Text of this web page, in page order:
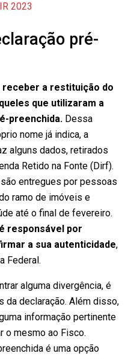
2023
pré-
receber a restituição do
que utilizaram a
preenchida. Dessa
nome já indica, a
alguns dados, retirados
Retido na Fonte (Dirf).
entregues por pessoas
ramo de imóveis e
até o final de fevereiro.
responsável por
a sua autenticidade,
Federal.
alguma divergência, é
declaração. Além disso,
informação pertinente
o mesmo ao Fisco.
é uma opção